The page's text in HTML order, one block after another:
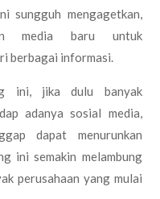
sungguh mengagetkan,
media baru untuk
berbagai informasi.
ini, jika dulu banyak
adanya sosial media,
dapat menurunkan
ini semakin melambung
perusahaan yang mulai